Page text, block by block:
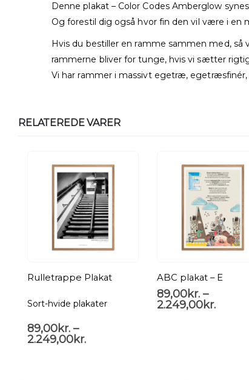
Denne plakat – Color Codes Amberglow
Og forestil dig også hvor fin den vil være i
Hvis du bestiller en ramme sammen med,
rammerne bliver for tunge, hvis vi sætter
Vi har rammer i massivt egetræ,
RELATEREDE VARER
Rulletrappe Plakat
Sort-hvide plakater
89,00kr. –
2.249,00kr.
ABC plakat – E
89,00kr. –
2.249,00kr.